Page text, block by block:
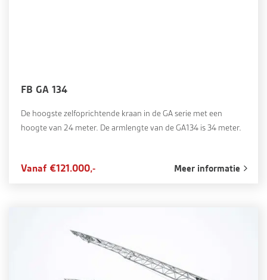
FB GA 134
De hoogste zelfoprichtende kraan in de GA serie met een
hoogte van 24 meter. De armlengte van de GA134 is 34 meter.
Vanaf €121.000,- Meer informatie